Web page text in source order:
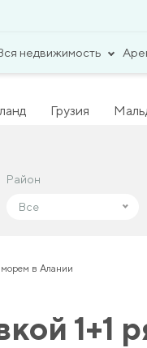
недвижимость
Грузия
Район
Все
Район
Все
морем в Алании
1+1